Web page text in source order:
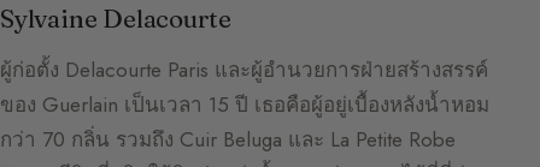
Sylvaine Delacourte
ผู้ก่อตั้ง Delacourte Paris และผู้อำนวยการฝ่ายสร้างสรรค์
ของ Guerlain เป็นเวลา 15 ปี เธอคือผู้อยู่เบื้องหลังน้ำหอม
กว่า 70 กลิ่น รวมถึง Cuir Beluga และ La Petite Robe